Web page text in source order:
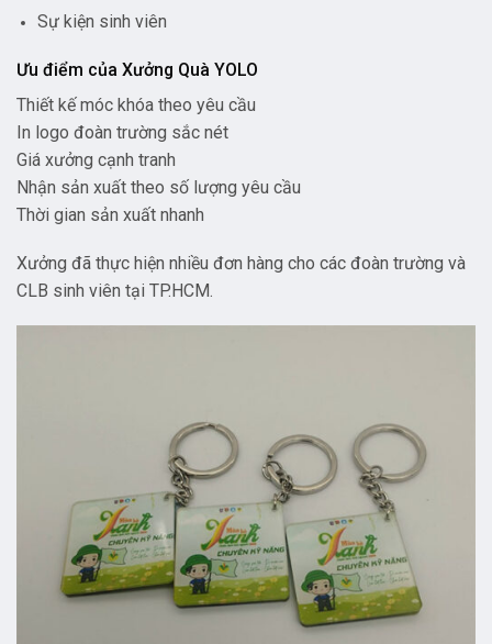
Sự kiện sinh viên
Ưu điểm của Xưởng Quà YOLO
Thiết kế móc khóa theo yêu cầu
In logo đoàn trường sắc nét
Giá xưởng cạnh tranh
Nhận sản xuất theo số lượng yêu cầu
Thời gian sản xuất nhanh
Xưởng đã thực hiện nhiều đơn hàng cho các đoàn trường và
CLB sinh viên tại TP.HCM.